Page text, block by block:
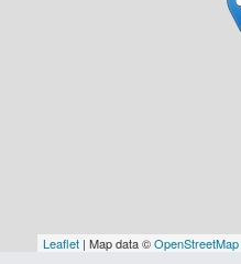
Leaflet | Map data ©OpenStreetMap